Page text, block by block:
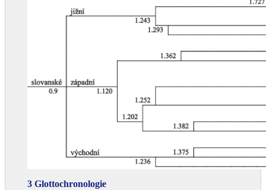
3 Glottochronologie